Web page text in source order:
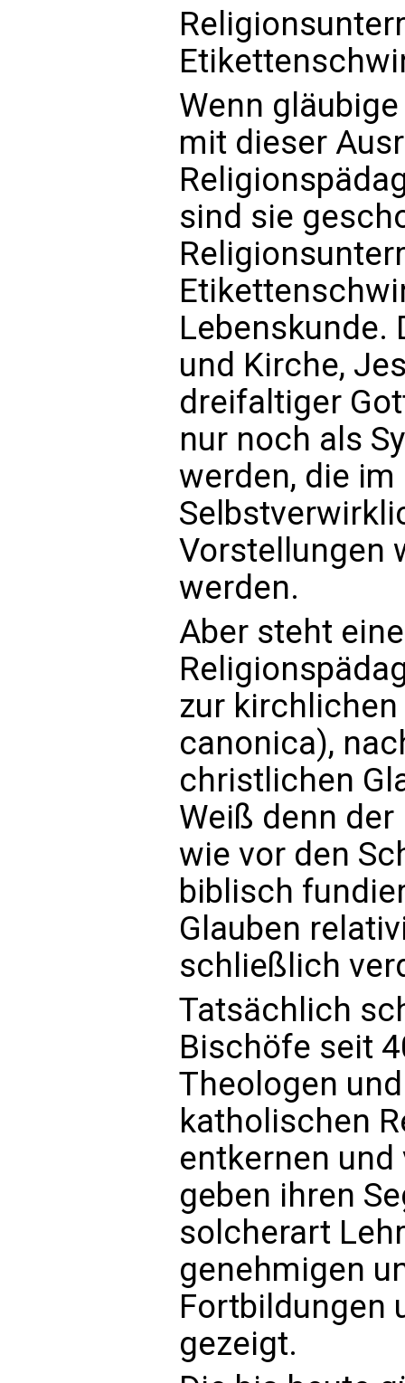
Wenn
mit dieser
sind sie
und Kirche,
dreifaltiger
nur noch als
werden, die
Vorstellungen
werden.
Aber steht
zur
canonica),
christlichen
Weiß denn
wie vor den
biblisch
Glauben
schließlich
Tatsächlich
Bischöfe seit
Theologen
katholischen
entkernen und
geben ihren
solcherart
genehmigen
Fortbildungen
gezeigt.